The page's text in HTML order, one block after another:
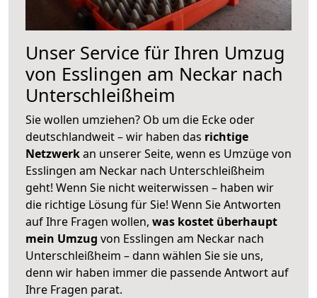
Unser Service für Ihren Umzug
von Esslingen am Neckar nach
Unterschleißheim
Sie wollen umziehen? Ob um die Ecke oder
deutschlandweit – wir haben das richtige
Netzwerkan unserer Seite, wenn es Umzüge von
Esslingen am Neckar nach Unterschleißheim
geht! Wenn Sie nicht weiterwissen – haben wir
die richtige Lösung für Sie! Wenn Sie Antworten
auf Ihre Fragen wollen, was kostet überhaupt
mein Umzug von Esslingen am Neckar nach
Unterschleißheim – dann wählen Sie sie uns,
denn wir haben immer die passende Antwort auf
Ihre Fragen parat.